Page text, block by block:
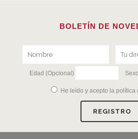
BOLETÍN DE
Edad (Opcional)
He leído y acepto la política